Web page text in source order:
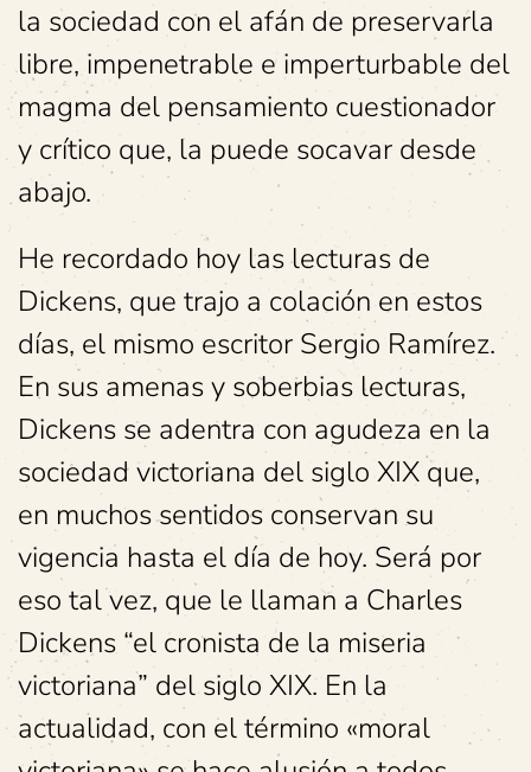
la sociedad con el afán de preservarla
libre, impenetrable e imperturbable del
magma del pensamiento cuestionador
y crítico que, la puede socavar desde
abajo.
He recordado hoy las lecturas de
Dickens, que trajo a colación en estos
días, el mismo escritor Sergio Ramírez.
En sus amenas y soberbias lecturas,
Dickens se adentra con agudeza en la
sociedad victoriana del siglo XIX que,
en muchos sentidos conservan su
vigencia hasta el día de hoy. Será por
eso tal vez, que le llaman a Charles
Dickens “el cronista de la miseria
victoriana” del siglo XIX. En la
actualidad, con el término «moral